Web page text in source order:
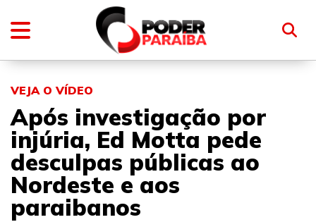
VEJA O VÍDEO
Após investigação por
injúria, Ed Motta pede
desculpas públicas ao
Nordeste e aos
paraibanos